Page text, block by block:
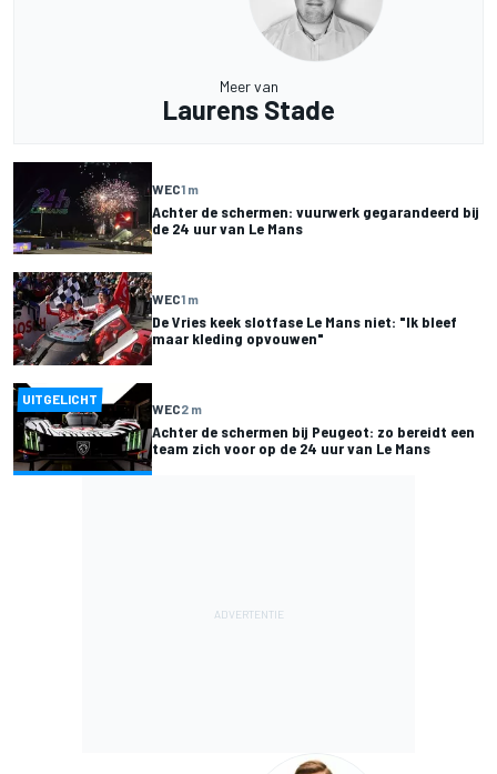
Meer van
Laurens Stade
WEC1 m
Achter de schermen: vuurwerk gegarandeerd bij
de 24 uur van Le Mans
WEC1 m
De Vries keek slotfase Le Mans niet: "Ik bleef
maar kleding opvouwen"
UITGELICHT
WEC2 m
Achter de schermen bij Peugeot: zo bereidt een
team zich voor op de 24 uur van Le Mans